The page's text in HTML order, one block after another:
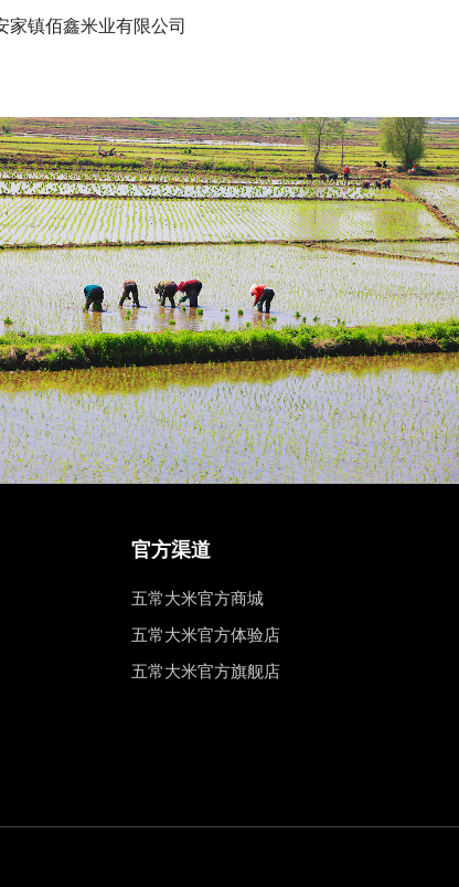
家镇佰鑫米业有限公司
官方渠道
五常大米官方商城
五常大米官方体验店
五常大米官方旗舰店